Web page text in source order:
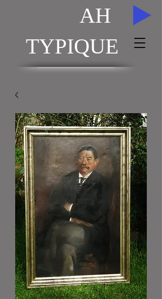
AH
TYPIQUE
ACHAT / VENTE TABLEAUX